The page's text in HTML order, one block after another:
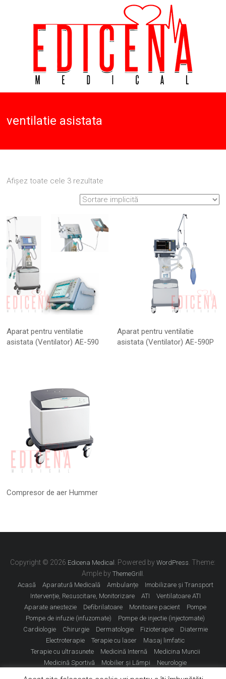
Medical
ventilatie asistata
Afișez toate cele 3 rezultate
Aparat pentru ventilatie
asistata (Ventilator) AE-590
Aparat pentru ventilatie
asistata (Ventilator) AE-590P
Compresor de aer Hummer
Copyright © 2026 Edicena Medical . Powered byWordPress . Theme:
Ample by ThemeGrill
Acasă Aparatură Medicală Ambulanțe
Imobilizare și Transport
Intervenție, Resuscitare, Monitorizare
ATI
Ventilatoare ATI
Aparate anestezie
Defibrilatoare Monitoare pacient
Pompe
Pompe de infuzie (infuzomate)
Pompe de injectie (injectomate)
Cardiologie
Chirurgie Dermatologie Fizioterapie
Diatermie
Electroterapie
Terapie cu laser
Masaj limfatic
Terapie cu ultrasunete
Medicină Internă
Medicina Muncii
Medicină Sportivă
Mobilier și Lămpi
Neurologie